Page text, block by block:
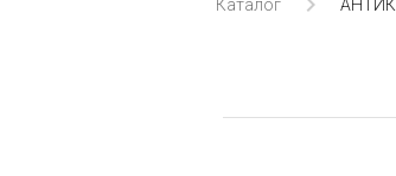
Каталог АНТИК